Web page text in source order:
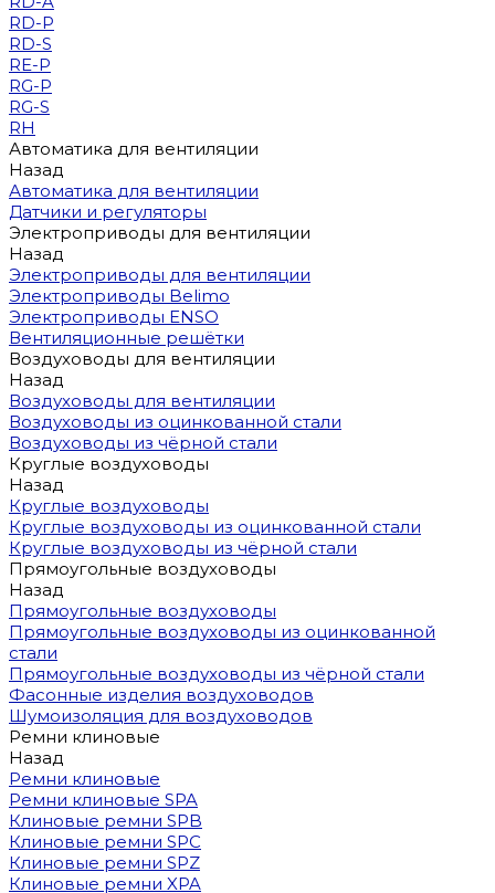
RD-P
RD-S
RE-P
RG-P
RG-S
RH
Автоматика для вентиляции
Назад
Автоматика для вентиляции
Датчики и регуляторы
Электроприводы для вентиляции
Назад
Электроприводы для вентиляции
Электроприводы Belimo
Электроприводы ENSO
Вентиляционные решётки
Воздуховоды для вентиляции
Назад
Воздуховоды для вентиляции
Воздуховоды из оцинкованной стали
Воздуховоды из чёрной стали
Круглые воздуховоды
Назад
Круглые воздуховоды
Круглые воздуховоды из оцинкованной стали
Круглые воздуховоды из чёрной стали
Прямоугольные воздуховоды
Назад
Прямоугольные воздуховоды
Прямоугольные воздуховоды из оцинкованной
стали
Прямоугольные воздуховоды из чёрной стали
Фасонные изделия воздуховодов
Шумоизоляция для воздуховодов
Ремни клиновые
Назад
Ремни клиновые
Ремни клиновые SPA
Клиновые ремни SPB
Клиновые ремни SPC
Клиновые ремни SPZ
Клиновые ремни XPA